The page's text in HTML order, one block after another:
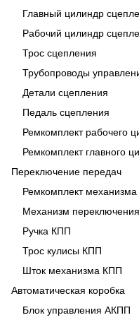
Главный цилиндр
Рабочий цилиндр
Трос сцепления
Трубопроводы
Детали сцепления
Педаль сцепления
Ремкомплект рабочего
Ремкомплект главного
Переключение передач
Ремкомплект
Механизм
Ручка КПП
Трос кулисы КПП
Шток механизма КПП
Автоматическая коробка
Блок управления АКПП